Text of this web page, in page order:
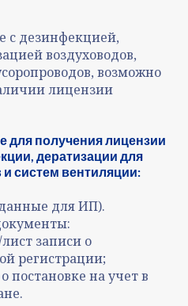
с дезинфекцией,
воздуховодов,
возможно
лицензии
для получения лицензии
дератизации для
систем вентиляции:
для ИП).
записи о
регистрации;
постановке на учет в